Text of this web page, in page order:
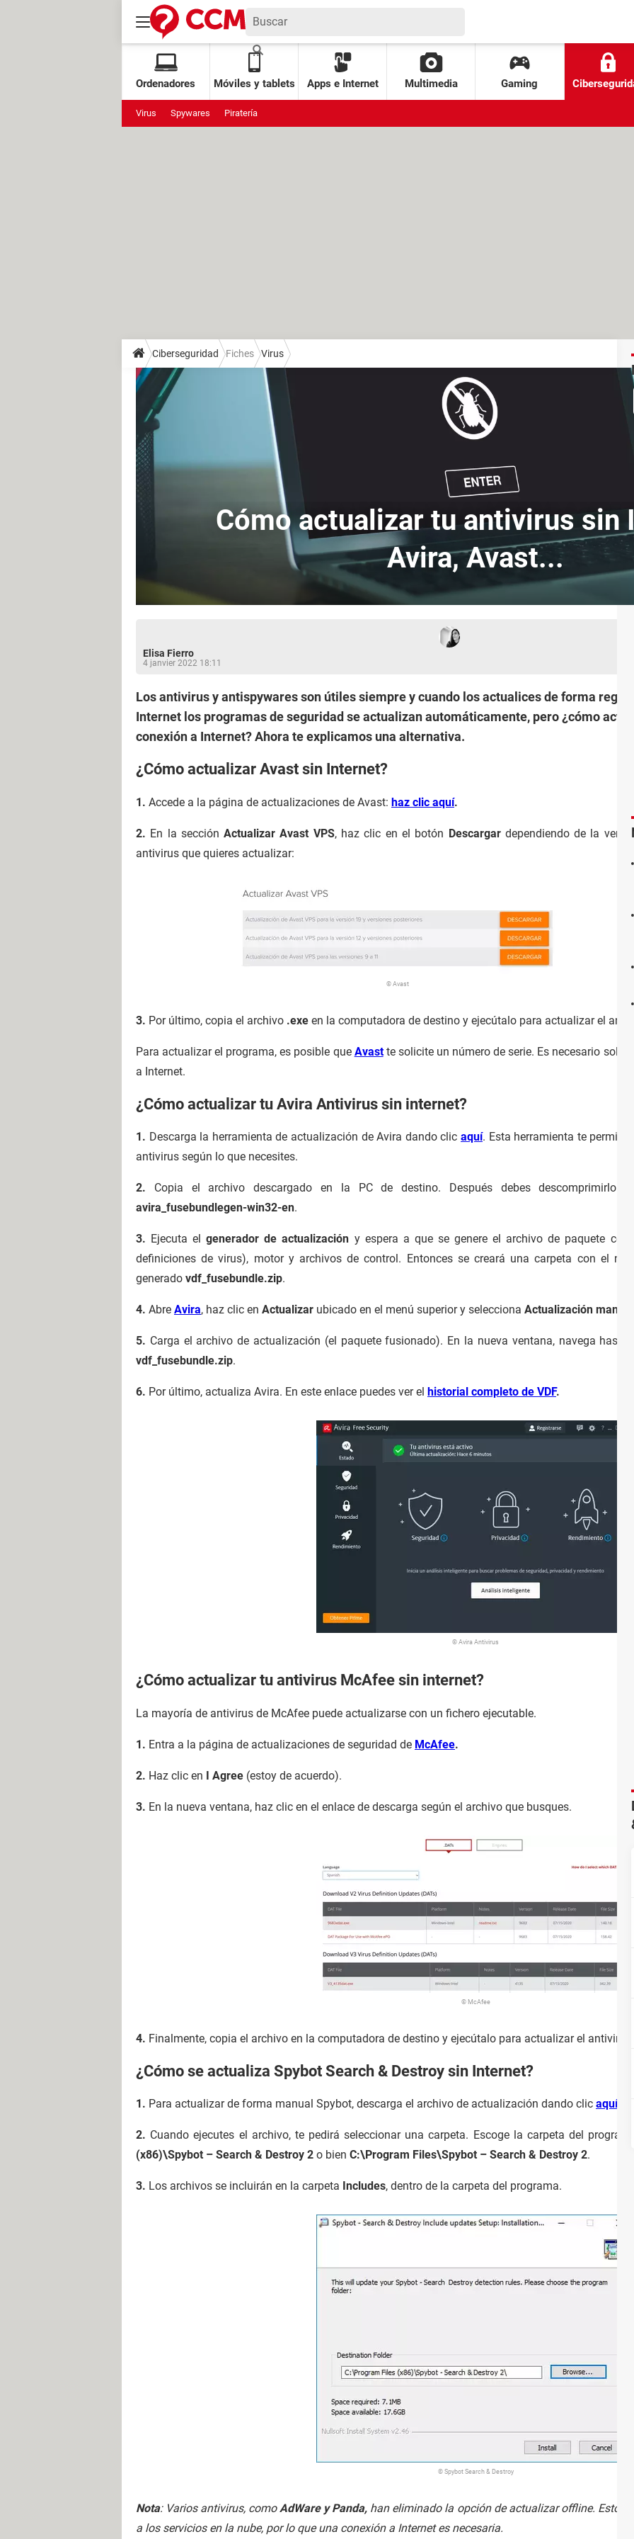
Ordenadores Móviles y tablets Apps e Internet Multimedia Gaming
Virus Spywares Piratería
Ciberseguridad Fiches Virus
Cómo actualizar tu antivirus sin
Avira, Avast...
Elisa Fierro
4 janvier 2022 18:11
Los antivirus y antispywares son útiles siempre y cuando los actualices de forma
Internet los programas de seguridad se actualizan automáticamente, pero ¿cómo
conexión a Internet? Ahora te explicamos una alternativa.
¿Cómo actualizar Avast sin Internet?
1. Accede a la página de actualizaciones de Avast: haz clic aquí.
2. En la secciónActualizar Avast VPS, haz clic en el botón Descargardependiendo de la
antivirus que quieres actualizar:
© Avast
3. Por último, copia el archivo .exe en la computadora de destino y ejecútalo para actualizar el
Para actualizar el programa, es posible que Avastte solicite un número de serie. Es necesario
a Internet.
¿Cómo actualizar tu Avira Antivirus sin internet?
1. Descarga la herramienta de actualización de Avira dando clicaquí. Esta herramienta te permite
antivirus según lo que necesites.
2. Copia el archivo descargado en la PC de destino. Después debes descomprimirlo
avira_fusebundlegen-win32-en.
3. Ejecuta elgenerador de actualización y espera a que se genere el archivo de paquete con
definiciones de virus), motor y archivos de control. Entonces se creará una carpeta con el
generado vdf_fusebundle.zip.
4. Abre Avira, haz clic en Actualizar ubicado en el menú superior y selecciona Actualización manual
5. Carga el archivo de actualización (el paquete fusionado). En la nueva ventana, navega hasta
vdf_fusebundle.zip.
6. Por último, actualiza Avira. En este enlace puedes ver el historial completo de VDF.
© Avira Antivirus
¿Cómo actualizar tu antivirus McAfee sin internet?
La mayoría de antivirus de McAfee puede actualizarse con un fichero ejecutable.
1. Entra a la página de actualizaciones de seguridad de McAfee.
2. Haz clic en I Agree (estoy de acuerdo).
3. En la nueva ventana, haz clic en el enlace de descarga según el archivo que busques.
© McAfee
4. Finalmente, copia el archivo en la computadora de destino y ejecútalo para actualizar el antivirus.
¿Cómo se actualiza Spybot Search & Destroy sin Internet?
1. Para actualizar de forma manual Spybot, descarga el archivo de actualización dando clic aquí
2. Cuando ejecutes el archivo, te pedirá seleccionar una carpeta. Escoge la carpeta del programa
(x86)\Spybot – Search & Destroy 2 o bien C:\Program Files\Spybot – Search & Destroy 2.
3. Los archivos se incluirán en la carpeta Includes, dentro de la carpeta del programa.
© Spybot Search & Destroy
Nota: Varios antivirus, comoAdWare y Panda, han eliminado la opción de actualizar offline. Esto
a los servicios en la nube, por lo que una conexión a Internet es necesaria.